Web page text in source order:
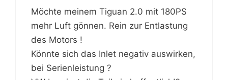
Möchte meinem Tiguan 2.0 mit 180PS
mehr Luft gönnen. Rein zur Entlastung
des Motors !
Könnte sich das Inlet negativ auswirken,
bei Serienleistung ?